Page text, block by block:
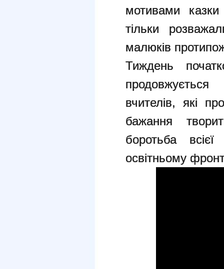
мотивами
тільки
малюків
Тиждень
вчителів, які
бажання
боротьба
освітньому